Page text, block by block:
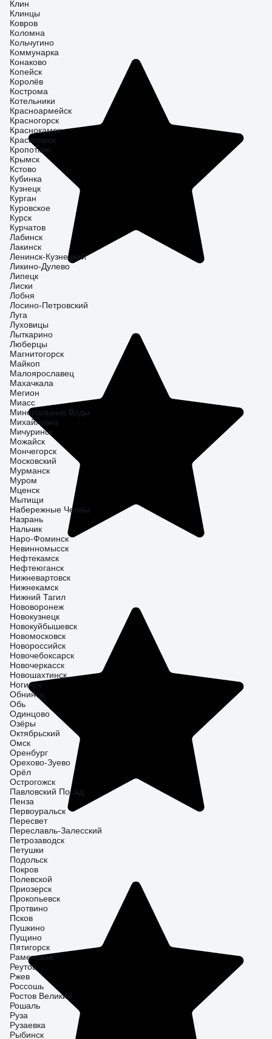
Клин
Клинцы
Ковров
Коломна
Кольчугино
Коммунарка
Конаково
Копейск
Королёв
Кострома
Котельники
Красноармейск
Красногорск
Краснокамск
Красноярск
Кропоткин
Крымск
Кстово
Кубинка
Кузнецк
Курган
Куровское
Курск
Курчатов
Лабинск
Лакинск
Ленинск-Кузнецкий
Ликино-Дулево
Липецк
Лиски
Лобня
Лосино-Петровский
Луга
Луховицы
Лыткарино
Люберцы
Магнитогорск
Майкоп
Малоярославец
Махачкала
Мегион
Миасс
Минеральные Воды
Михайловка
Мичуринск
Можайск
Мончегорск
Московский
Мурманск
Муром
Мценск
Мытищи
Набережные Челны
Назрань
Нальчик
Наро-Фоминск
Невинномысск
Нефтекамск
Нефтеюганск
Нижневартовск
Нижнекамск
Нижний Тагил
Нововоронеж
Новокузнецк
Новокуйбышевск
Новомосковск
Новороссийск
Новочебоксарск
Новочеркасск
Новошахтинск
Ногинск
Обнинск
Обь
Одинцово
Озёры
Октябрьский
Омск
Оренбург
Орехово-Зуево
Орёл
Острогожск
Павловский Посад
Пенза
Первоуральск
Пересвет
Переславль-Залесский
Петрозаводск
Петушки
Подольск
Покров
Полевской
Приозерск
Прокопьевск
Протвино
Псков
Пушкино
Пущино
Пятигорск
Раменское
Реутов
Ржев
Россошь
Ростов Великий
Рошаль
Руза
Рузаевка
Рыбинск